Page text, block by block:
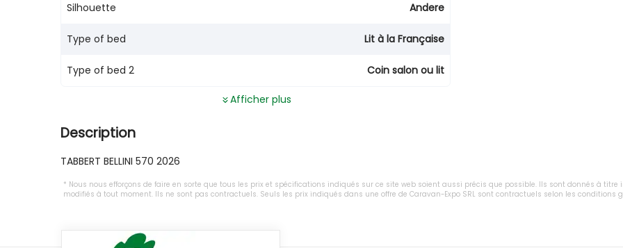
Silhouette Andere
Type of bed Lit à la Française
Type of bed 2 Coin salon ou lit
Afficher plus
Description
TABBERT BELLINI 570 2026
Nous nous efforçons de faire en sorte que tous les prix et spécifications indiqués sur ce site web soient aussi précis que possible. Ils sont donnés à
modifiés à tout moment. Ils ne sont pas contractuels. Seuls les prix indiqués dans une offre de Caravan-Expo SRL sont contractuels selon les conditions